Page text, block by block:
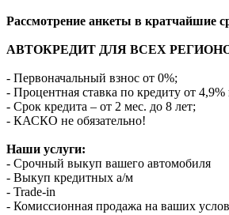
Рассмотрение анкеты в кратчайшие
АВТОКРЕДИТ ДЛЯ ВСЕХ
- Первоначальный взнос от 0%;
- Процентная ставка по кредиту от
- Срок кредита – от 2 мес. до 8 лет;
- КАСКО не обязательно!
Наши услуги:
- Срочный выкуп вашего автомобиля
- Выкуп кредитных а/м
- Trade-in
- Комиссионная продажа на ваших